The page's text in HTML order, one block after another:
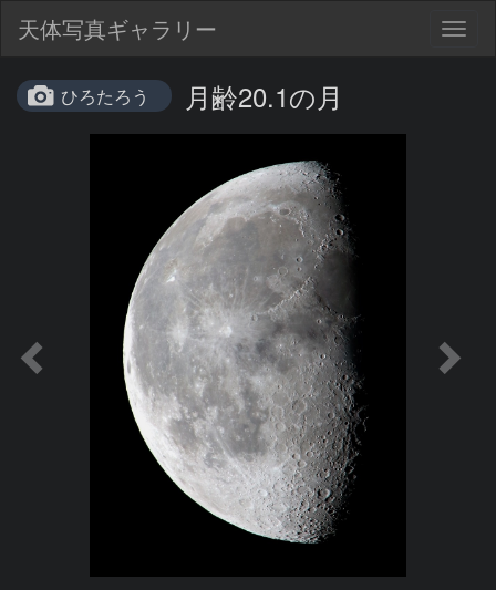
天体写真ギャラリー
ひろたろう 月齢20.1の月